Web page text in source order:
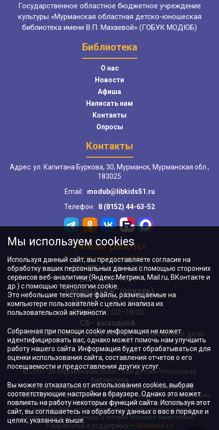
Государственное областное бюджетное учреждение
культуры «Мурманская областная детско-юношеская
библиотека имени В.П. Махаевой» (ГОБУК МОДЮБ)
Библиотека
О нас
Новости
Афиша
Написать нам
Контакты
Опросы
Контакты
Адрес: ул. Капитана Буркова, 30, Мурманск, Мурманская обл.,
183025
Email:
modub@libkids51.ru
Телефон:
8 (8152) 44-63-52
Режим работы
ПН–ПТ:10:00–18:00
ВС:11:00–18:00
"БиблиоДвиж" (цоколь):
ПН–ЧТ:11:00–19:00
ПТ, ВС:11:00–18:00
СБ– выходной
Последний понедельник месяца – санитарный день
© 2001-26 Мурманская областная детско-юношеская
библиотека
Все права на материалы, опубликованные на сайте МОДЮБ,
принадлежат учреждению и/или авторам и охраняются в соответствии
с законодательством РФ. Использование материалов, опубликованных
на сайте МОДЮБ, допускается только с обязательной прямой
гиперссылкой на страницу, с которой материал заимствован.
Разработка и поддержка — Murman.ru
Мы используем cookies
Используя данный сайт, вы предоставляете согласие на
обработку ваших персональных данных с помощью сторонних
сервисов веб-аналитики (Яндекс.Метрика, Mail.ru, ВКонтакте и
др.) с помощью технологии cookie.
Это небольшие текстовые файлы, размещаемые на
компьютере пользователей с целью анализа их
пользовательской активности.
Собранная при помощи cookie информация не может
идентифицировать вас, однако может помочь нам улучшить
работу нашего сайта. Информация будет обрабатываться для
оценки использования сайта, составления отчетов о его
посещаемости и предоставления других услуг.
Вы можете отказаться от использования cookies, выбрав
соответствующие настройки в браузере. Однако это может
повлиять на работу некоторых функций сайта. Используя этот
сайт, вы соглашаетесь на обработку данных о вас в порядке и
целях, указанных выше.